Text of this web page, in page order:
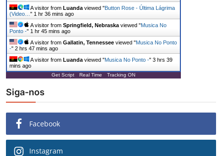
A visitor from Luanda viewed "Button Rose - Última Lágrima
(Video… " 1 hr 36 mins ago
A visitor from Springfield, Nebraska viewed "Musica No
Ponto -" 1 hr 45 mins ago
A visitor from Gallatin, Tennessee viewed "Musica No Ponto
-" 2 hrs 47 mins ago
A visitor from Luanda viewed "Musica No Ponto -" 3 hrs 39
mins ago
Get Script Real Time Tracking ON
Siga-nos
Facebook
Instagram